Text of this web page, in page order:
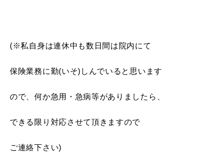
(※私自身は連休中も数日間は院内にて
保険業務に勤(いそ)しんでいると思います
ので、何か急用・急病等がありましたら、
できる限り対応させて頂きますので
ご連絡下さい)